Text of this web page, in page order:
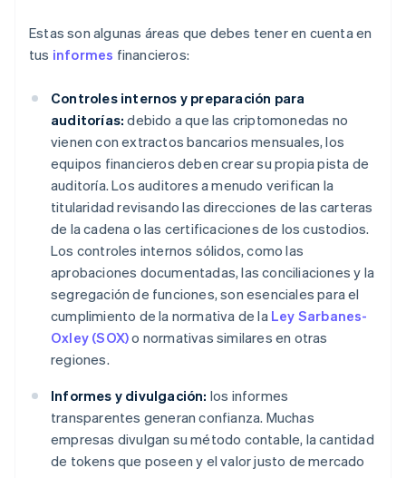
Estas son algunas áreas que debes tener en cuenta en
tus informes financieros:
Controles internos y preparación para
auditorías: debido a que las criptomonedas no
vienen con extractos bancarios mensuales, los
equipos financieros deben crear su propia pista de
auditoría. Los auditores a menudo verifican la
titularidad revisando las direcciones de las carteras
de la cadena o las certificaciones de los custodios.
Los controles internos sólidos, como las
aprobaciones documentadas, las conciliaciones y la
segregación de funciones, son esenciales para el
cumplimiento de la normativa de la Ley Sarbanes-
Oxley (SOX)o normativas similares en otras
regiones.
Informes y divulgación: los informes
transparentes generan confianza. Muchas
empresas divulgan su método contable, la cantidad
de tokens que poseen y el valor justo de mercado